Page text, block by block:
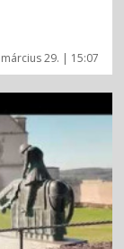
március 29. | 15:07